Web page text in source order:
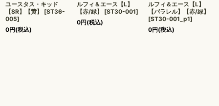
ユースタス・キッド
【SR】【黄】
[ST36-
005]
0円(税込)
ルフィ＆エース【L】
【赤/緑】
[ST30-001]
0円(税込)
ルフィ＆エース【L】
【パラレル】【赤/緑】
[ST30-001_p1]
0円(税込)